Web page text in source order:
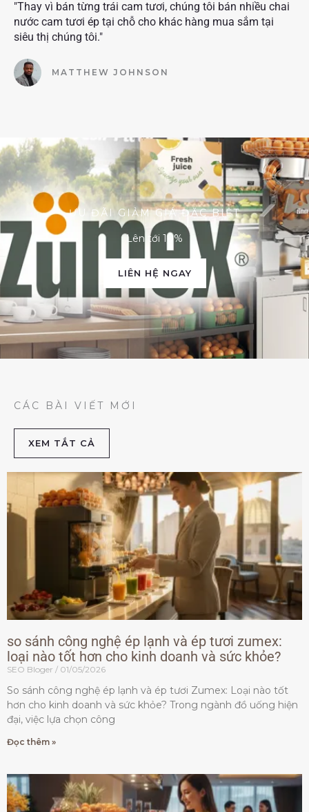
"Thay vì bán từng trái cam tươi, chúng tôi bán nhiều chai
nước cam tươi ép tại chỗ cho khác hàng mua sắm tại
siêu thị chúng tôi."
MATTHEW JOHNSON
ƯU ĐÃI GIẢM GIÁ ĐẶC BIỆT
Lên tới 10%
LIÊN HỆ NGAY
CÁC BÀI VIẾT MỚI
XEM TẮT CẢ
so sánh công nghệ ép lạnh và ép tươi zumex:
loại nào tốt hơn cho kinh doanh và sức khỏe?
SEO Bloger 01/05/2026
So sánh công nghệ ép lạnh và ép tươi Zumex: Loại nào tốt
hơn cho kinh doanh và sức khỏe? Trong ngành đồ uống hiện
đại, việc lựa chọn công
Đọc thêm »